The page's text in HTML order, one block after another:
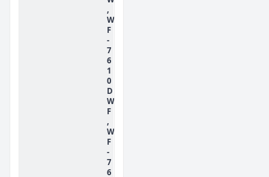
,
W
F
-
7
6
1
0
D
W
F
,
W
F
-
7
6